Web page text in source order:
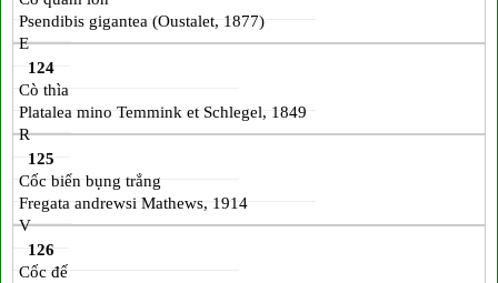
Psendibis gigantea (Oustalet, 1877)
E
124
Cò thìa
Platalea mino Temmink et Schlegel, 1849
R
125
Cốc biển bụng trắng
Fregata andrewsi Mathews, 1914
V
126
Cốc đế